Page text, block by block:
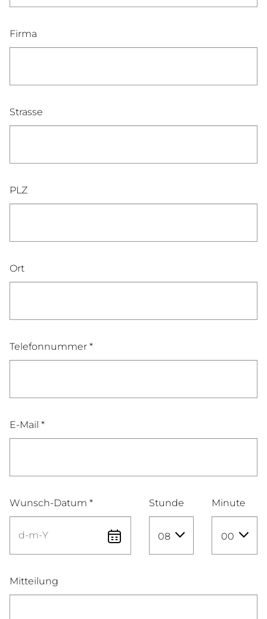
Firma
Strasse
PLZ
Ort
Telefonnummer *
E-Mail *
Wunsch-Datum * Stunde
08
Minute
00
Mitteilung